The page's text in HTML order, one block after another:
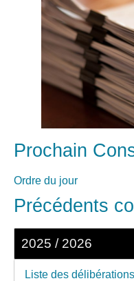
Prochain
Ordre du jour
Précédents
2025 / 2026
Liste des